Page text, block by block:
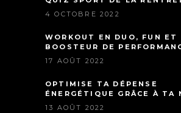
4 OCTOBRE 2022
WORKOUT EN DUO, FUN ET
BOOSTEUR DE
17 AOÛT 2022
OPTIMISE TA DÉPENSE
ÉNERGÉTIQUE GRÂCE À TA
13 AOÛT 2022